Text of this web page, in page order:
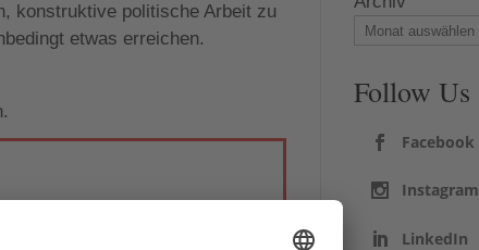
konstruktive politische Arbeit zu
etwas erreichen.
Politiker und Lobbyisten
Follow Us
Facebook
Instagram
LinkedIn